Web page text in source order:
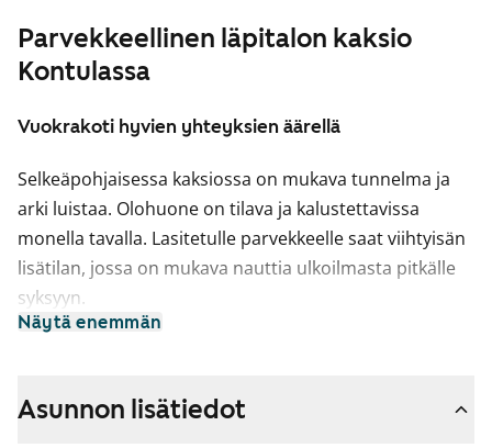
Parvekkeellinen läpitalon kaksio
Kontulassa
Vuokrakoti hyvien yhteyksien äärellä
Selkeäpohjaisessa kaksiossa on mukava tunnelma ja
arki luistaa. Olohuone on tilava ja kalustettavissa
monella tavalla. Lasitetulle parvekkeelle saat viihtyisän
lisätilan, jossa on mukava nauttia ulkoilmasta pitkälle
syksyyn.
Kylpyhuoneessa on laatoitetut pinnat ja tilavaraus
Näytä enemmän
Asunnon lisätiedot